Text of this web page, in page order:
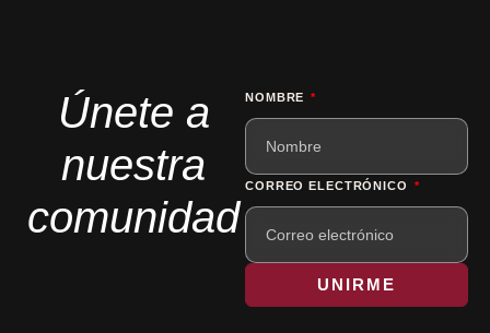
Únete a
nuestra
comunidad
NOMBRE
CORREO ELECTRÓNICO
UNIRME